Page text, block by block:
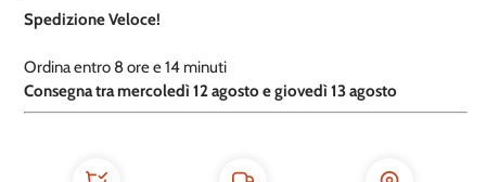
Spedizione Veloce!
Ordina entro 8 ore e14 minuti
​Consegna tra mercoledì 12 agosto e giovedì 13 agosto